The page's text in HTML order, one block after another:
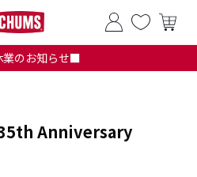
のお知らせ■
35th Anniversary